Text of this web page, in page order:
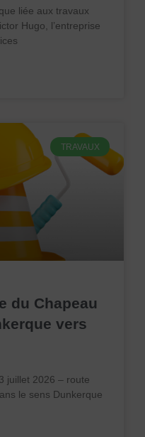
liée aux travaux
Hugo, l’entreprise
TRAVAUX
du Chapeau
vers
juillet 2026 – route
le sens Dunkerque